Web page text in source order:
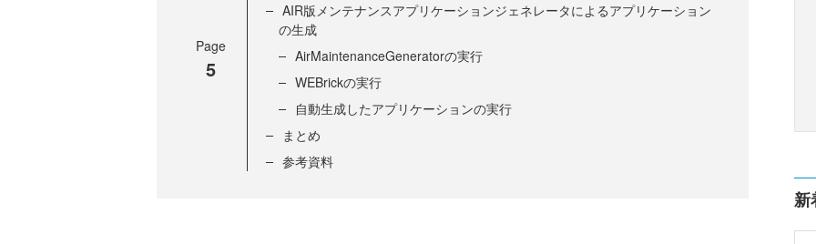
Page
5
AIR版メンテナンスアプリケーションジェネレータによるアプリケーション
の生成
AirMaintenanceGeneratorの実行
WEBrickの実行
自動生成したアプリケーションの実行
まとめ
参考資料
新